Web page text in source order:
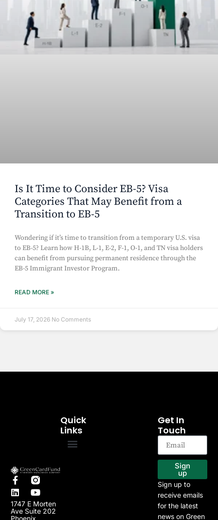
Is It Time to Consider EB-5? Visa
Categories That May Benefit from a
Transition to EB-5
Wondering if it’s time to transition from a temporary U.S. visa
to EB-5? Learn how H-1B, L-1, E-2, F-1, O-1, and TN visa holders
can benefit from pursuing permanent residence through the
EB-5 Immigrant Investor Program.
READ MORE »
July 17, 2026 No Comments
1747 E Morten
Ave Suite 202
Phoenix,
Quick
Links
Get In
Touch
Sign
up
Sign up to
receive emails
for the latest
news on Green